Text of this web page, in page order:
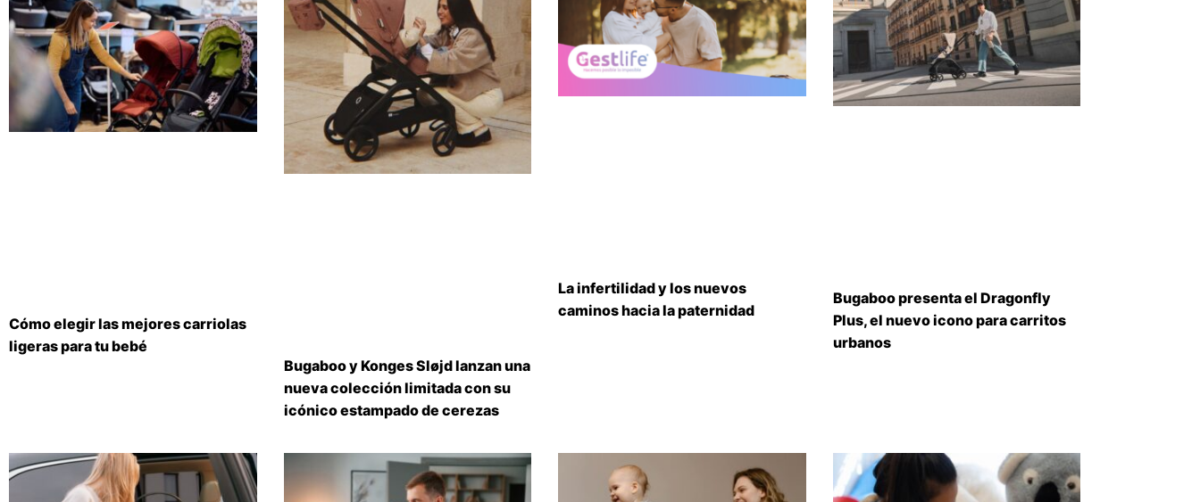
Cómo elegir las mejores carriolas
ligeras para tu bebé
Bugaboo y Konges Sløjd lanzan una
nueva colección limitada con su
icónico estampado de cerezas
La infertilidad y los nuevos
caminos hacia la paternidad
Bugaboo presenta el Dragonfly
Plus, el nuevo icono para carritos
urbanos